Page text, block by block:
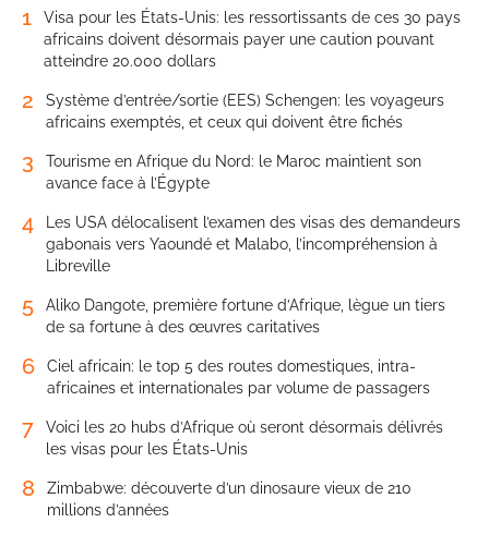
1
Visa pour les États-Unis: les ressortissants de ces 30 pays
africains doivent désormais payer une caution pouvant
atteindre 20.000 dollars
2
Système d’entrée/sortie (EES) Schengen: les voyageurs
africains exemptés, et ceux qui doivent être fichés
3
Tourisme en Afrique du Nord: le Maroc maintient son
avance face à l’Égypte
4
Les USA délocalisent l’examen des visas des demandeurs
gabonais vers Yaoundé et Malabo, l’incompréhension à
Libreville
5
Aliko Dangote, première fortune d’Afrique, lègue un tiers
de sa fortune à des œuvres caritatives
6
Ciel africain: le top 5 des routes domestiques, intra-
africaines et internationales par volume de passagers
7
Voici les 20 hubs d’Afrique où seront désormais délivrés
les visas pour les États-Unis
8
Zimbabwe: découverte d’un dinosaure vieux de 210
millions d’années